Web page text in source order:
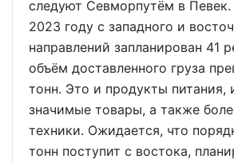
следуют Севморпутём в
2023 году с западного и
направлений запланирован 41
объём доставленного груза
тонн. Это и продукты питания,
значимые товары, а также
техники. Ожидается, что
тонн поступит с востока,